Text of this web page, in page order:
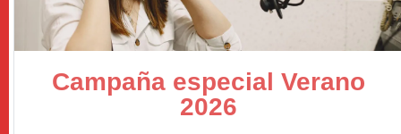
Campaña especial Verano
2026